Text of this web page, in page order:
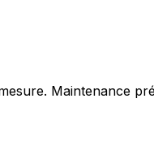
Maintenance